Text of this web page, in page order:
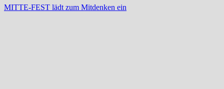
MITTE-FEST lädt zum Mitdenken ein